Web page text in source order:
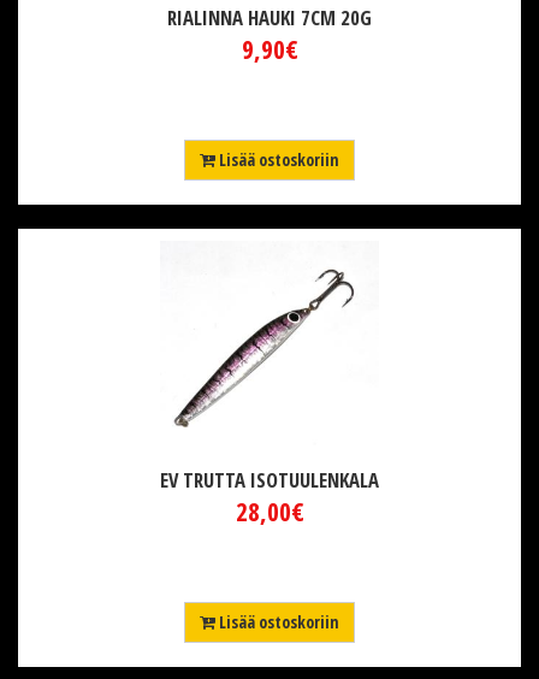
RIALINNA HAUKI 7CM 20G
9,90€
Lisää ostoskoriin
EV TRUTTA ISOTUULENKALA
28,00€
Lisää ostoskoriin